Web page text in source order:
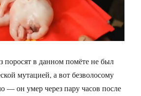
поросят в данном помёте не был
мутацией, а вот безволосому
— он умер через пару часов после